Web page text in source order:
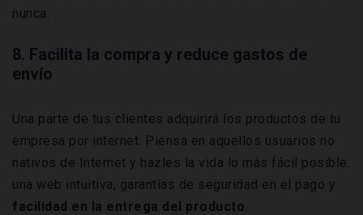
nunca.
8. Facilita la compra y reduce gastos de
envío
Una parte de tus clientes adquirirá los productos de tu
empresa por internet. Piensa en aquellos usuarios no
nativos de Internet y hazles la vida lo más fácil posible:
una web intuitiva, garantías de seguridad en el pago y
facilidad en la entrega del producto.